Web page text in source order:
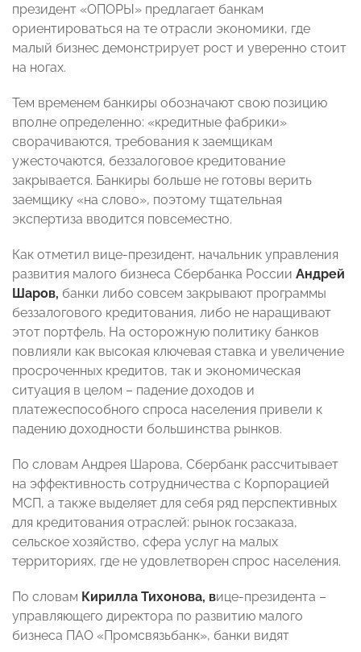
президент «ОПОРЫ» предлагает банкам
ориентироваться на те отрасли экономики, где
малый бизнес демонстрирует рост и уверенно стоит
на ногах.
Тем временем банкиры обозначают свою позицию
вполне определенно: «кредитные фабрики»
сворачиваются, требования к заемщикам
ужесточаются, беззалоговое кредитование
закрывается. Банкиры больше не готовы верить
заемщику «на слово», поэтому тщательная
экспертиза вводится повсеместно.
Как отметил вице-президент, начальник управления
развития малого бизнеса Сбербанка России Андрей
Шаров, банки либо совсем закрывают программы
беззалогового кредитования, либо не наращивают
этот портфель. На осторожную политику банков
повлияли как высокая ключевая ставка и увеличение
просроченных кредитов, так и экономическая
ситуация в целом – падение доходов и
платежеспособного спроса населения привели к
падению доходности большинства рынков.
По словам Андрея Шарова, Сбербанк рассчитывает
на эффективность сотрудничества с Корпорацией
МСП, а также выделяет для себя ряд перспективных
для кредитования отраслей: рынок госзаказа,
сельское хозяйство, сфера услуг на малых
территориях, где не удовлетворен спрос населения.
По словам Кирилла Тихонова, вице-президента –
управляющего директора по развитию малого
бизнеса ПАО «Промсвязьбанк», банки видят